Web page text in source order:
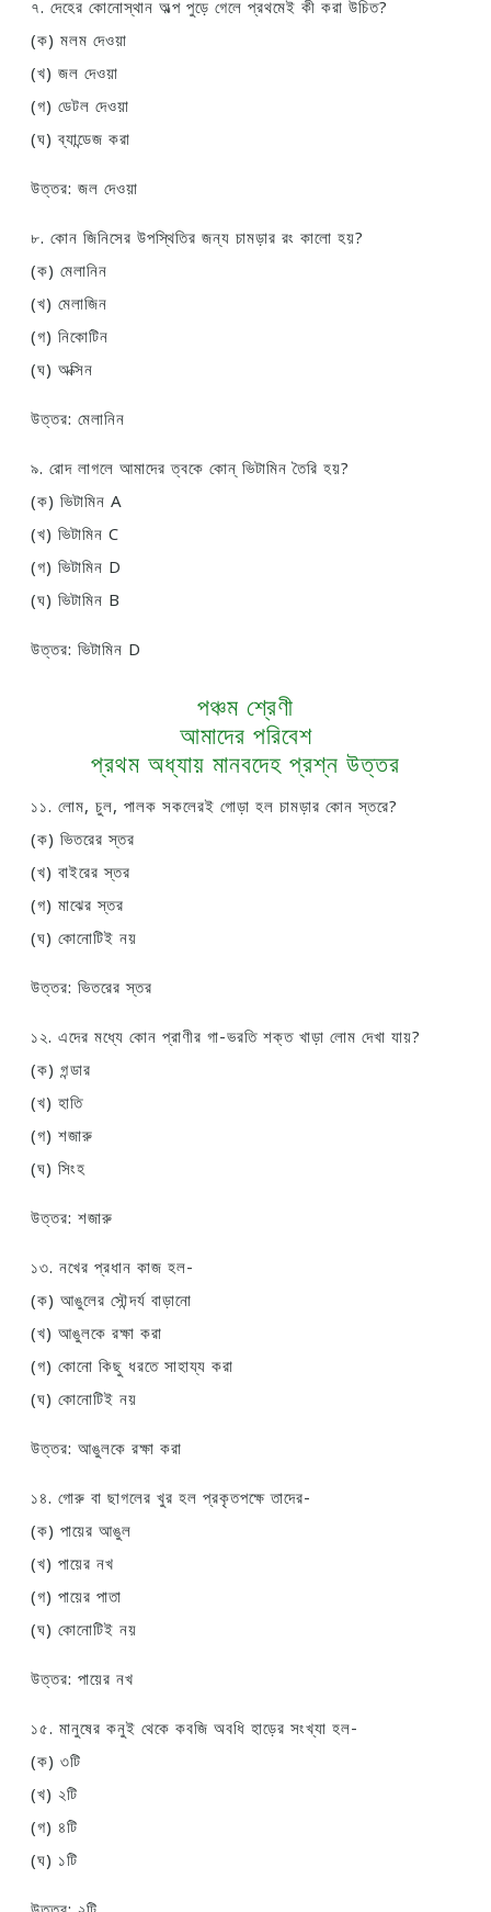
৭. দেহের কোনোস্থান অল্প পুড়ে গেলে প্রথমেই কী করা উচিত?
(ক) মলম দেওয়া
(খ) জল দেওয়া
(গ) ডেটল দেওয়া
(ঘ) ব্যান্ডেজ করা
উত্তর: জল দেওয়া
৮. কোন জিনিসের উপস্থিতির জন্য চামড়ার রং কালো হয়?
(ক) মেলানিন
(খ) মেলাজিন
(গ) নিকোটিন
(ঘ) অক্সিন
উত্তর: মেলানিন
৯. রোদ লাগলে আমাদের ত্বকে কোন্ ভিটামিন তৈরি হয়?
(ক) ভিটামিন A
(খ) ভিটামিন C
(গ) ভিটামিন D
(ঘ) ভিটামিন B
উত্তর: ভিটামিন D
পঞ্চম শ্রেণী
আমাদের পরিবেশ
প্রথম অধ্যায় মানবদেহ প্রশ্ন উত্তর
১১. লোম, চুল, পালক সকলেরই গোড়া হল চামড়ার কোন স্তরে?
(ক) ভিতরের স্তর
(খ) বাইরের স্তর
(গ) মাঝের স্তর
(ঘ) কোনোটিই নয়
উত্তর: ভিতরের স্তর
১২. এদের মধ্যে কোন প্রাণীর গা-ভরতি শক্ত খাড়া লোম দেখা যায়?
(ক) গন্ডার
(খ) হাতি
(গ) শজারু
(ঘ) সিংহ
উত্তর: শজারু
১৩. নখের প্রধান কাজ হল-
(ক) আঙুলের সৌন্দর্য বাড়ানো
(খ) আঙুলকে রক্ষা করা
(গ) কোনো কিছু ধরতে সাহায্য করা
(ঘ) কোনোটিই নয়
উত্তর: আঙুলকে রক্ষা করা
১৪. গোরু বা ছাগলের খুর হল প্রকৃতপক্ষে তাদের-
(ক) পায়ের আঙুল
(খ) পায়ের নখ
(গ) পায়ের পাতা
(ঘ) কোনোটিই নয়
উত্তর: পায়ের নখ
১৫. মানুষের কনুই থেকে কবজি অবধি হাড়ের সংখ্যা হল-
(ক) ৩টি
(খ) ২টি
(গ) ৪টি
(ঘ) ১টি